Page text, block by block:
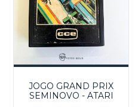
JOGO GRAND PRIX
SEMINOVO - ATARI